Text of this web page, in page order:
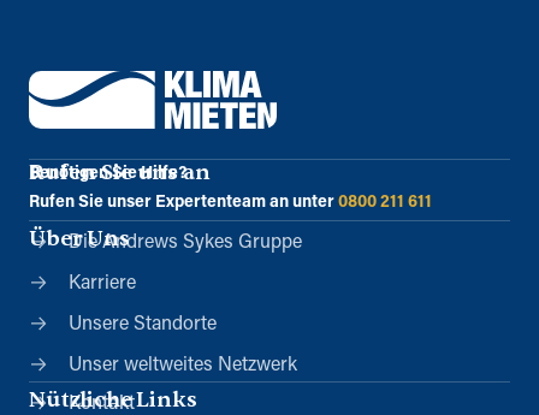
Rufen Sie uns an
Benötigen Sie Hilfe?
Rufen Sie unser Expertenteam an unter 0800 211 611
Über Uns
Die Andrews Sykes Gruppe
Karriere
Unsere Standorte
Unser weltweites Netzwerk
Nützliche Links
Kontakt